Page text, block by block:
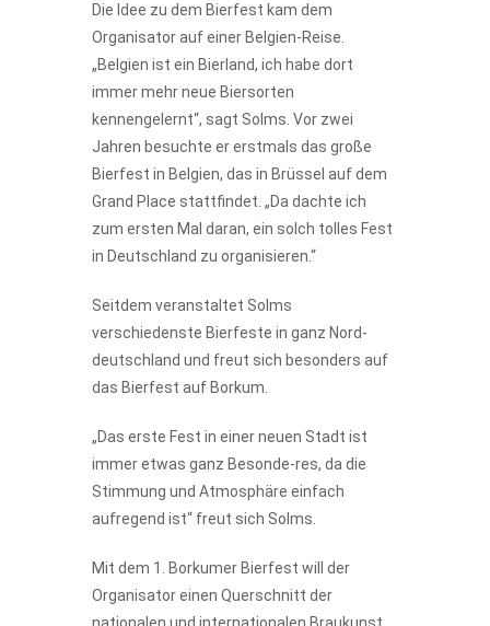
Die Idee zu dem Bierfest kam dem
Organisator auf einer Belgien-Reise.
„Belgien ist ein Bierland, ich habe dort
immer mehr neue Biersorten
kennengelernt“, sagt Solms. Vor zwei
Jahren besuchte er erstmals das große
Bierfest in Belgien, das in Brüssel auf dem
Grand Place stattfindet. „Da dachte ich
zum ersten Mal daran, ein solch tolles Fest
in Deutschland zu organisieren.“
Seitdem veranstaltet Solms
verschiedenste Bierfeste in ganz Nord-
deutschland und freut sich besonders auf
das Bierfest auf Borkum.
„Das erste Fest in einer neuen Stadt ist
immer etwas ganz Besonde-res, da die
Stimmung und Atmosphäre einfach
aufregend ist“ freut sich Solms.
Mit dem 1. Borkumer Bierfest will der
Organisator einen Querschnitt der